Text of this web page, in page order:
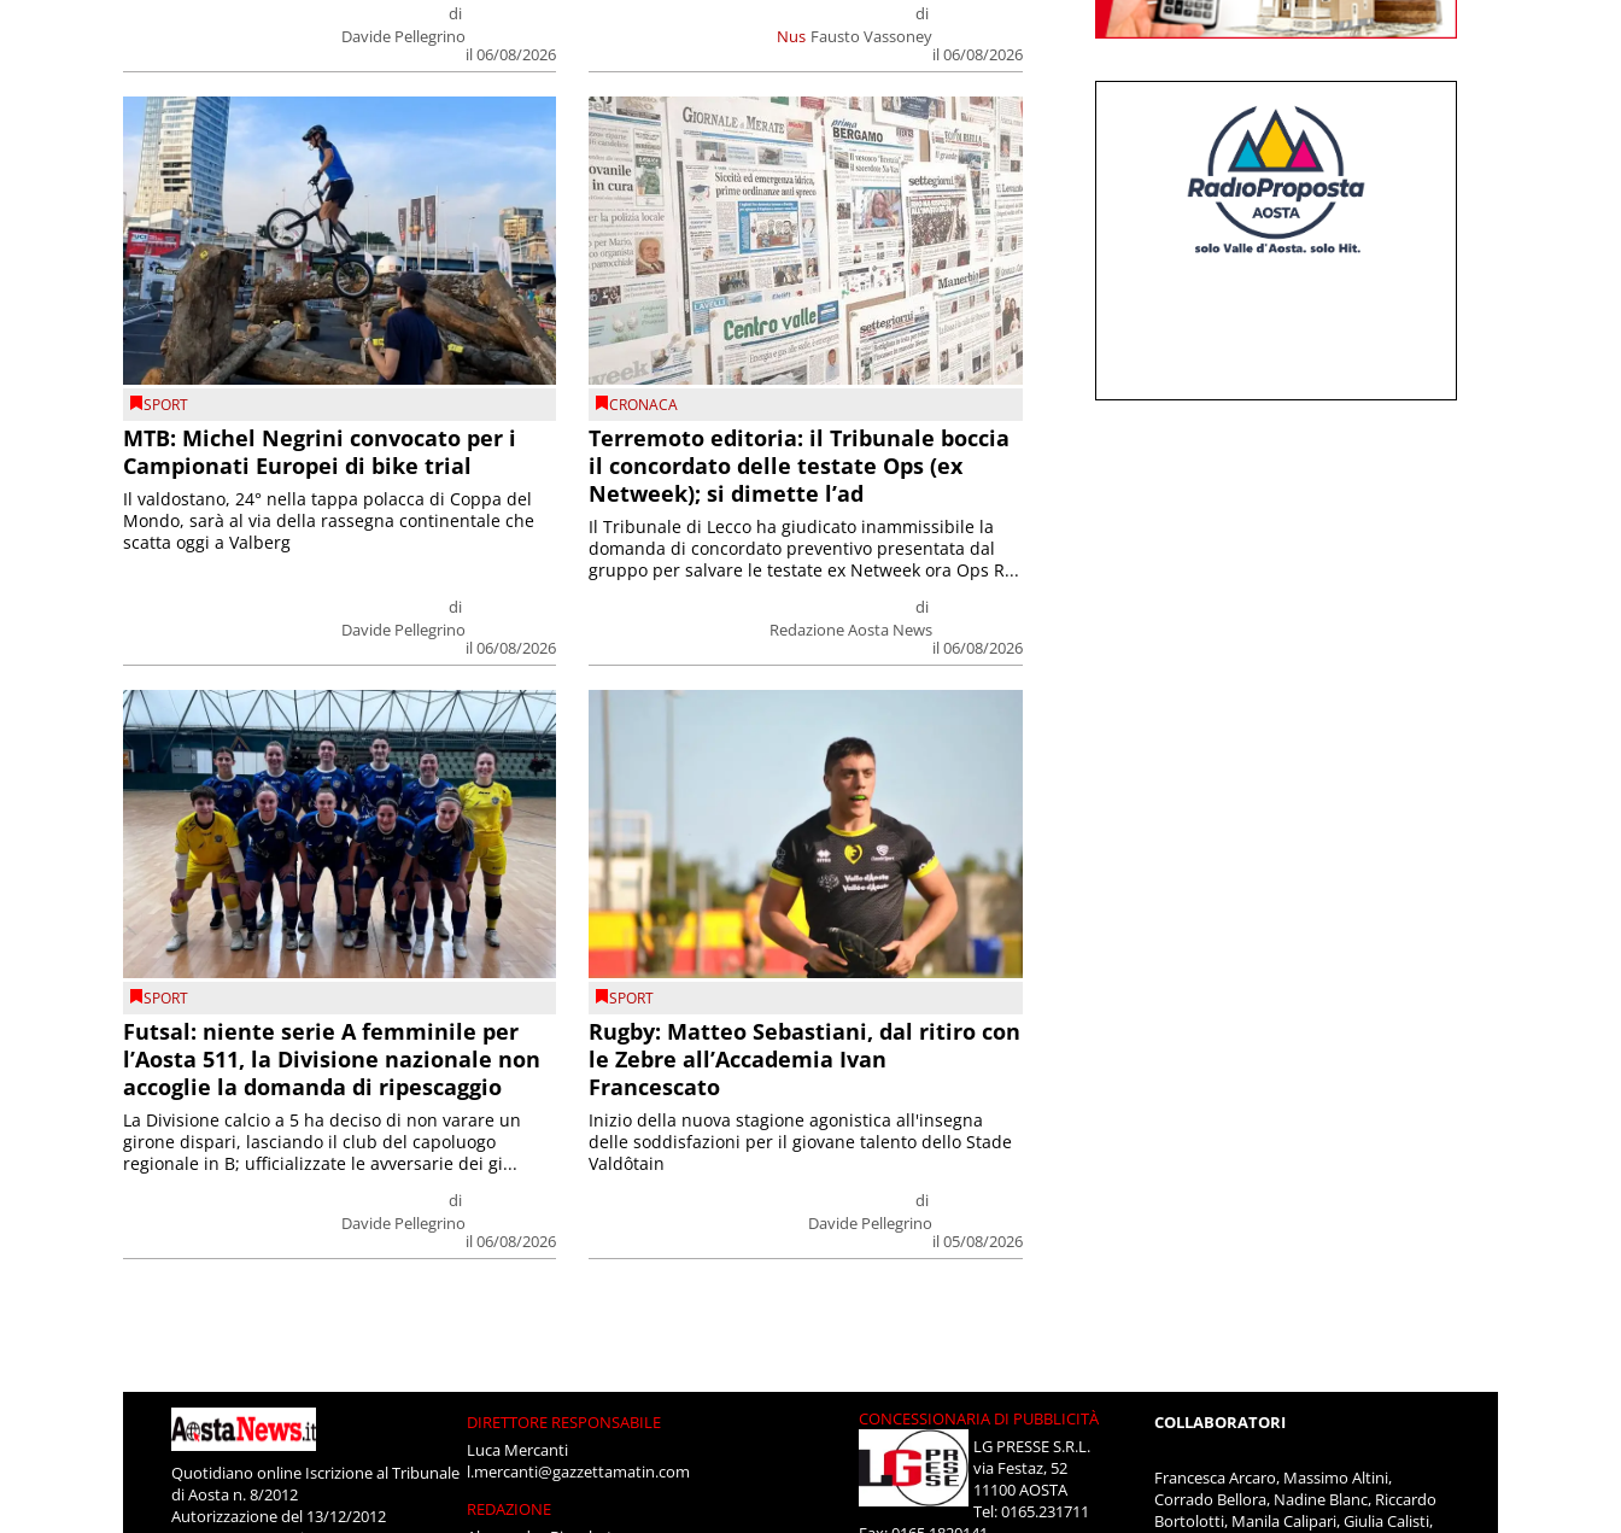
di
Davide Pellegrino
il 06/08/2026
Nus
di
Fausto Vassoney
il 06/08/2026
SPORT
MTB: Michel Negrini convocato per i
Campionati Europei di bike trial
di
Davide Pellegrino
il 06/08/2026
Il valdostano, 24° nella tappa polacca di Coppa del
Mondo, sarà al via della rassegna continentale che
scatta oggi a Valberg
CRONACA
Terremoto editoria: il Tribunale boccia
il concordato delle testate Ops (ex
Netweek); si dimette l’ad
di
Redazione Aosta News
il 06/08/2026
Il Tribunale di Lecco ha giudicato inammissibile la
domanda di concordato preventivo presentata dal
gruppo per salvare le testate ex Netweek ora Ops R...
SPORT
Futsal: niente serie A femminile per
l’Aosta 511, la Divisione nazionale non
accoglie la domanda di ripescaggio
di
Davide Pellegrino
il 06/08/2026
La Divisione calcio a 5 ha deciso di non varare un
girone dispari, lasciando il club del capoluogo
regionale in B; ufficializzate le avversarie dei gi...
SPORT
Rugby: Matteo Sebastiani, dal ritiro con
le Zebre all’Accademia Ivan
Francescato
di
Davide Pellegrino
il 05/08/2026
Inizio della nuova stagione agonistica all'insegna
delle soddisfazioni per il giovane talento dello Stade
Valdôtain
Quotidiano online Iscrizione al Tribunale
di Aosta n. 8/2012
Autorizzazione del 13/12/2012
DIRETTORE RESPONSABILE
Luca Mercanti
l.mercanti@gazzettamatin.com
REDAZIONE
CONCESSIONARIA DI PUBBLICITÀ
LG PRESSE S.R.L.
via Festaz, 52
11100 AOSTA
Tel: 0165.231711
COLLABORATORI
Francesca Arcaro, Massimo Altini,
Corrado Bellora, Nadine Blanc, Riccardo
Bortolotti, Manila Calipari, Giulia Calisti,